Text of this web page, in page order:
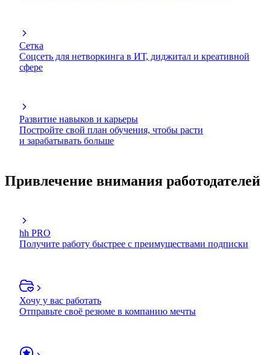
Сетка
Соцсеть для нетворкинга в ИТ, диджитал и креативной
сфере
Развитие навыков и карьеры
Постройте свой план обучения, чтобы расти
и зарабатывать больше
Привлечение внимания работодателей
hh PRO
Получите работу быстрее с преимуществами подписки
Хочу у вас работать
Отправьте своё резюме в компанию мечты